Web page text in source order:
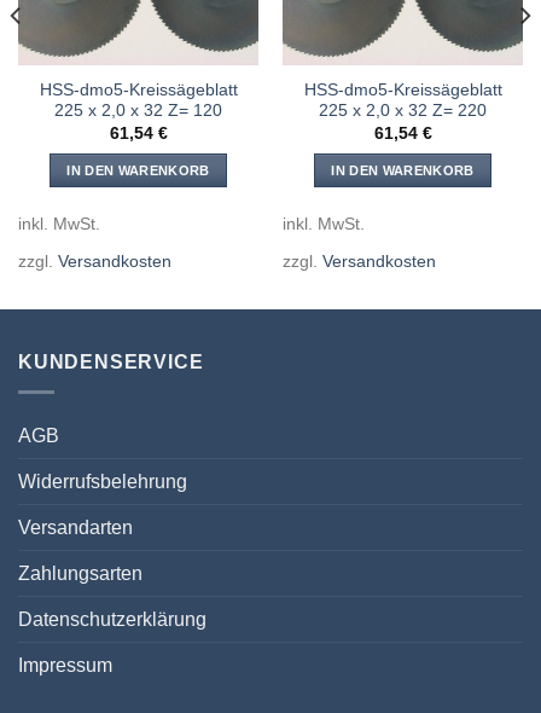
HSS-dmo5-Kreissägeblatt
225 x 2,0 x 32 Z= 120
61,54 €
IN DEN WARENKORB
inkl. MwSt.
zzgl. Versandkosten
HSS-dmo5-Kreissägeblatt
225 x 2,0 x 32 Z= 220
61,54 €
IN DEN WARENKORB
inkl. MwSt.
zzgl. Versandkosten
KUNDENSERVICE
AGB
Widerrufsbelehrung
Versandarten
Zahlungsarten
Datenschutzerklärung
Impressum